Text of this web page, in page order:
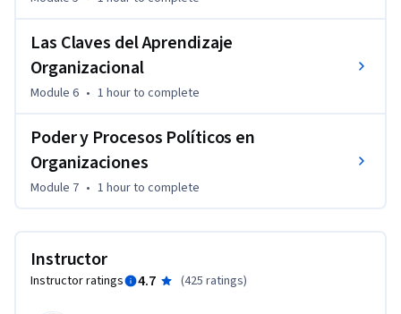
Las Claves del Aprendizaje
Organizacional
Module 6 • 1 hourto complete
Poder y Procesos Políticos en
Organizaciones
Module 7 • 1 hourto complete
Instructor
Instructor ratings 4.7 (425 ratings)